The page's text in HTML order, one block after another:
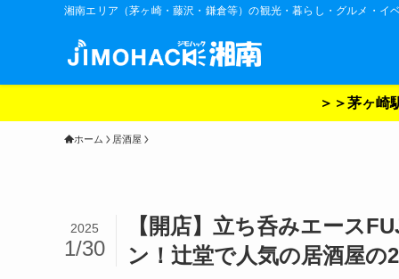
湘南エリア（茅ヶ崎・藤沢・鎌倉等）の観光・暮らし・グルメ・イ
＞＞茅ヶ崎
ホーム 居酒屋
【開店】立ち呑みエース
ン！辻堂で人気の居酒屋の
2025
1/30